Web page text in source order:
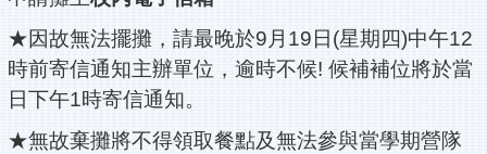
★因故無法擺攤，請最晚於9月19日(星期四)中午12
時前寄信通知主辦單位，逾時不候! 候補補位將於當
日下午1時寄信通知。
★無故棄攤將不得領取餐點及無法參與當學期營隊